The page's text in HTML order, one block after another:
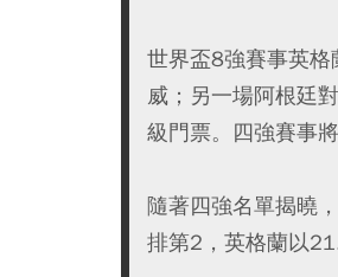
世界盃8強賽事英
威；另一場阿根廷
級門票。四強賽事
隨著四強名單揭曉
排第2，英格蘭以